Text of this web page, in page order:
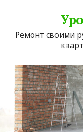
Ремонт своими